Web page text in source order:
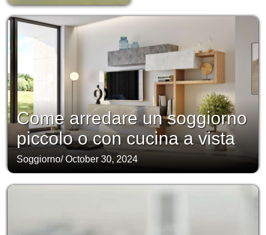
Come arredare un soggiorno
piccolo o con cucina a vista
Soggiorno/October 30, 2024